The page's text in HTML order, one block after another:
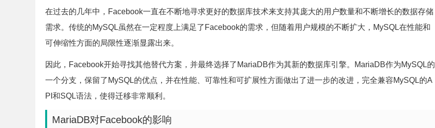
在过去的几年中，Facebook一直在不断地寻求更好的数据库技术来支持其庞大的用户数量和不断增长的数据存储
需求。传统的MySQL虽然在一定程度上满足了Facebook的需求，但随着用户规模的不断扩大，MySQL在性能和
可伸缩性方面的局限性逐渐显露出来。
因此，Facebook开始寻找其他替代方案，并最终选择了MariaDB作为其新的数据库引擎。MariaDB作为MySQL的
一个分支，保留了MySQL的优点，并在性能、可靠性和可扩展性方面做出了进一步的改进，完全兼容MySQL的A
PI和SQL语法，使得迁移非常顺利。
MariaDB对Facebook的影响